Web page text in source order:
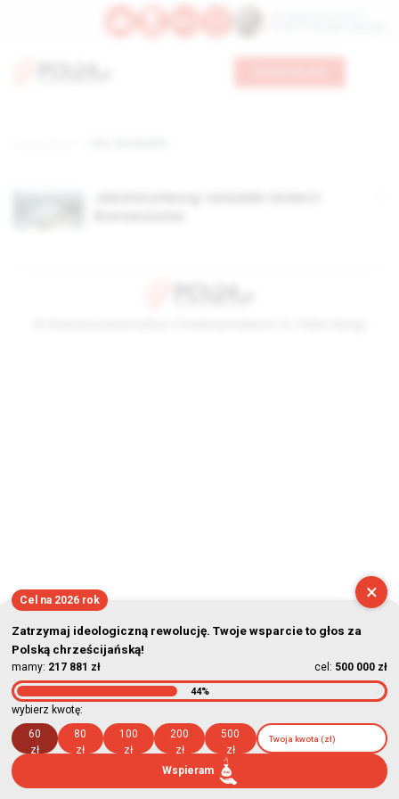
×
Cel na 2026 rok
Zatrzymaj ideologiczną rewolucję. Twoje wsparcie to głos za
Polską chrześcijańską!
mamy: 217 881 zł cel: 500 000 zł
44%
wybierz kwotę:
60
zł
80
zł
100
zł
200
zł
500
zł
Wspieram